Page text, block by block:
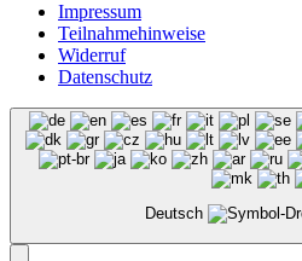
Impressum
Teilnahmehinweise
Widerruf
Datenschutz
Deutsch